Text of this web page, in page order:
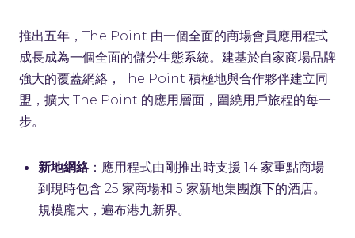
推出五年，The Point 由一個全面的商場會員應用程式
成長成為一個全面的儲分生態系統。建基於自家商場品牌
強大的覆蓋網絡，The Point 積極地與合作夥伴建立同
盟，擴大 The Point 的應用層面，圍繞用戶旅程的每一
步。
新地網絡：應用程式由剛推出時支援 14 家重點商場
到現時包含 25 家商場和 5 家新地集團旗下的酒店。
規模龐大，遍布港九新界。